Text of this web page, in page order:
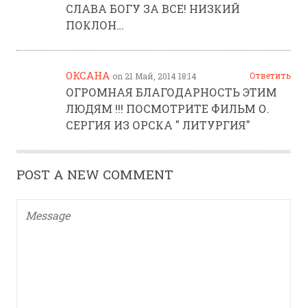
СЛАВА БОГУ ЗА ВСЕ! НИЗКИЙ
ПОКЛОН…
ОКСАНА on 21 Май, 2014 18:14 Ответить
ОГРОМНАЯ БЛАГОДАРНОСТЬ ЭТИМ
ЛЮДЯМ !!! ПОСМОТРИТЕ ФИЛЬМ О.
СЕРГИЯ ИЗ ОРСКА " ЛИТУРГИЯ"
POST A NEW COMMENT